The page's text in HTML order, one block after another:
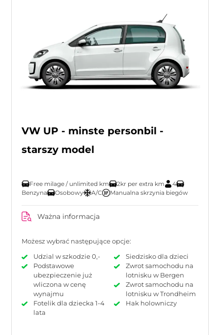
VW UP - minste personbil -
starszy model
Free milage / unlimited km 2kr per extra km
4
Benzyna
Osobowy A/C Manualna skrzynia biegów
Ważna informacja
Możesz wybrać następujące opcje:
Udzial w szkodzie 0,-
Podstawowe
ubezpieczenie już
wliczona w cenę
wynajmu
Fotelik dla dziecka 1-4
lata
Siedzisko dla dzieci
Zwrot samochodu na
lotnisku w Bergen
Zwrot samochodu na
lotnisku w Trondheim
Hak holowniczy